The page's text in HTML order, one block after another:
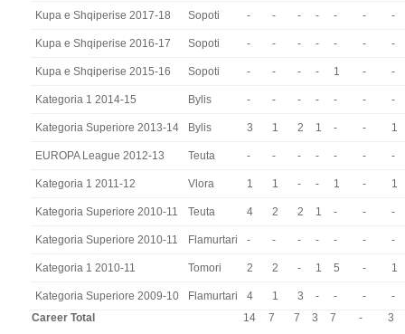
Kupa e Shqiperise 2017-18 Sopoti - - - - - - -
Kupa e Shqiperise 2016-17 Sopoti - - - - - - -
Kupa e Shqiperise 2015-16 Sopoti - - - - 1 - -
Kategoria 1 2014-15 Bylis - - - - - - -
Kategoria Superiore 2013-14 Bylis 3 1 2 1 - - 1
EUROPA League 2012-13 Teuta - - - - - - -
Kategoria 1 2011-12 Vlora 1 1 - - 1 - 1
Kategoria Superiore 2010-11 Teuta 4 2 2 1 - - -
Kategoria Superiore 2010-11 Flamurtari - - - - - - -
Kategoria 1 2010-11 Tomori 2 2 - 1 5 - 1
Kategoria Superiore 2009-10 Flamurtari 4 1 3 - - -
-
Career Total
14 7 7 3 7 - 3